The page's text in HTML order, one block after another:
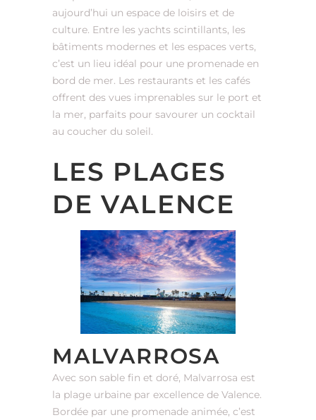
aujourd’hui un espace de loisirs et de
culture. Entre les yachts scintillants, les
bâtiments modernes et les espaces verts,
c’est un lieu idéal pour une promenade en
bord de mer. Les restaurants et les cafés
offrent des vues imprenables sur le port et
la mer, parfaits pour savourer un cocktail
au coucher du soleil.
LES PLAGES
DE VALENCE
MALVARROSA
Avec son sable fin et doré, Malvarrosa est
la plage urbaine par excellence de Valence.
Bordée par une promenade animée, c’est